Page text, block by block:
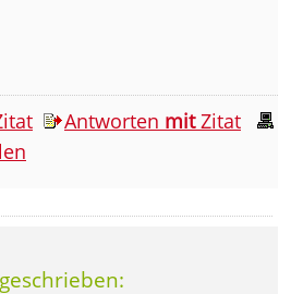
Antworten mitZitat